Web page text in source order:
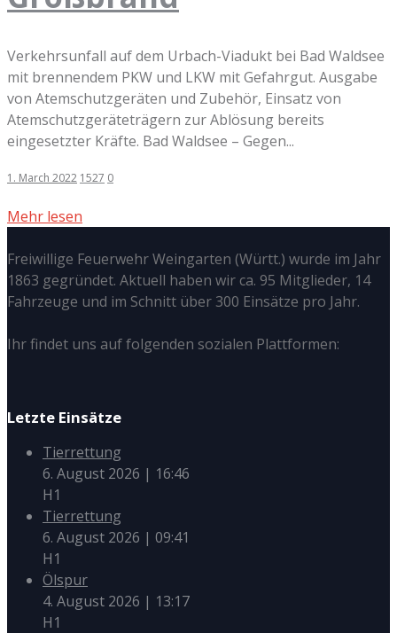
Verkehrsunfall auf dem Urbach-Viadukt bei Bad Waldsee
mit brennendem PKW und LKW mit Gefahrgut. Ausgabe
von Atemschutzgeräten und Zubehör, Einsatz von
Atemschutzgeräteträgern zur Ablösung bereits
eingesetzter Kräfte. Bad Waldsee – Gegen...
1. March 2022 1527 0
Mehr lesen
Freiwillige Feuerwehr Weingarten (Württ.) wurde im Jahr
1863 gegründet. Aktuell haben wir ca. 95 Mitglieder, 14
Fahrzeuge und im Schnitt über 300 Einsätze pro Jahr.
Ihr findet uns auf folgenden sozialen Plattformen:
Letzte Einsätze
Tierrettung
6. August 2026 | 16:46
H1
Tierrettung
6. August 2026 | 09:41
H1
Ölspur
4. August 2026 | 13:17
H1